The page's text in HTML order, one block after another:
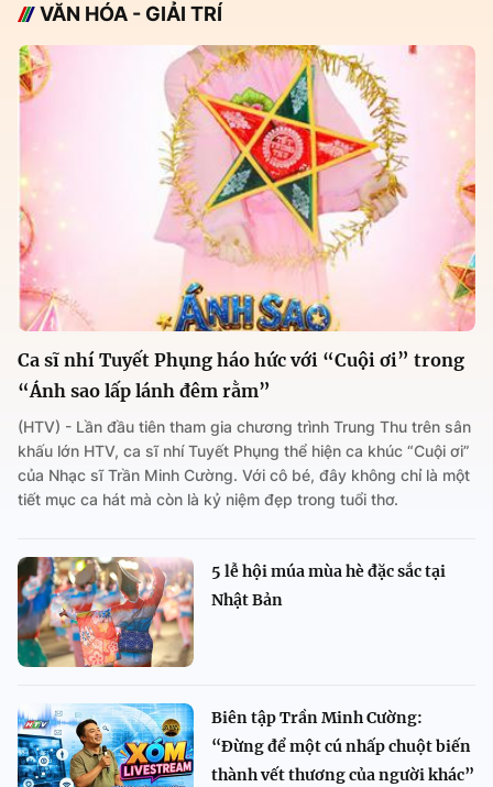
VĂN HÓA - GIẢI TRÍ
Ca sĩ nhí Tuyết Phụng háo hức với “Cuội ơi” trong
“Ánh sao lấp lánh đêm rằm”
(HTV) - Lần đầu tiên tham gia chương trình Trung Thu trên sân
khấu lớn HTV, ca sĩ nhí Tuyết Phụng thể hiện ca khúc “Cuội ơi”
của Nhạc sĩ Trần Minh Cường. Với cô bé, đây không chỉ là một
tiết mục ca hát mà còn là kỷ niệm đẹp trong tuổi thơ.
5 lễ hội múa mùa hè đặc sắc tại
Nhật Bản
Biên tập Trần Minh Cường:
“Đừng để một cú nhấp chuột biến
thành vết thương của người khác”